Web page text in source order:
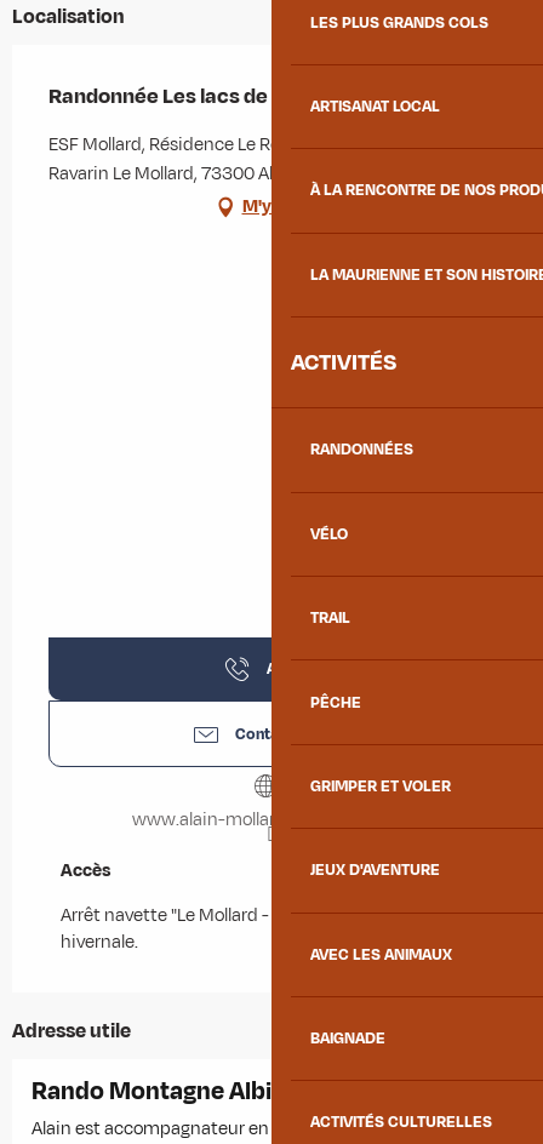
LES PLUS GRANDS COLS
ARTISANAT LOCAL
À LA RENCONTRE DE NOS
LA MAURIENNE ET SON
ACTIVITÉS
RANDONNÉES
VÉLO
TRAIL
PÊCHE
GRIMPER ET VOLER
JEUX D'AVENTURE
AVEC LES ANIMAUX
BAIGNADE
ACTIVITÉS CULTURELLES
Localisation
Randonnée Les lacs de Belledonne
ESF Mollard, Résidence Le Relais des Pistes, 81 rue du
Ravarin Le Mollard, 73300 Albiez-Montrond
M'y rendre
Appeler
Contactez-nous
www.alain-mollaret-randonnees.fr
Accès
Accès
Arrêt navette "Le Mollard - Front de neige" en saison
hivernale.
Adresse utile
Rando Montagne Albiez - Alain Mollaret
Alain est accompagnateur en moyenne montagne et natif